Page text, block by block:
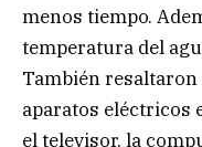
menos tiempo.
temperatura del
También resaltaron
aparatos eléctricos
el televisor, la